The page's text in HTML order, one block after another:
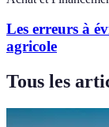
Les erreurs à
agricole
Tous les